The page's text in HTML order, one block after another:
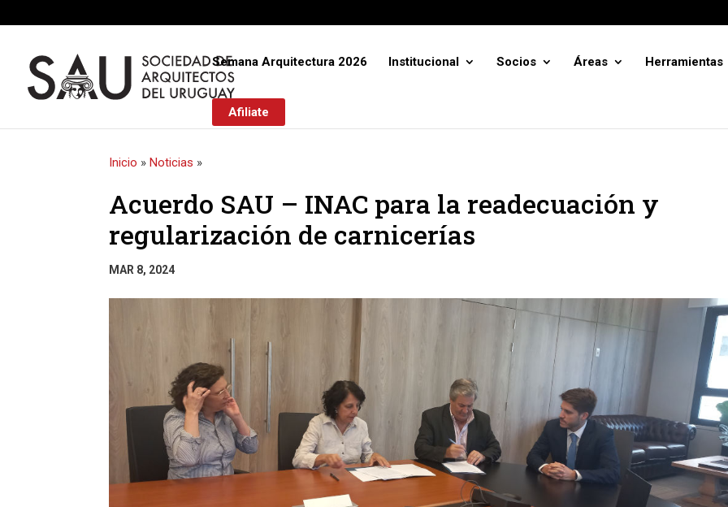
Semana Arquitectura 2026 Institucional Socios Áreas Herramientas
Afiliate
Inicio »Noticias »
Acuerdo SAU – INAC para la readecuación y
regularización de carnicerías
MAR 8, 2024